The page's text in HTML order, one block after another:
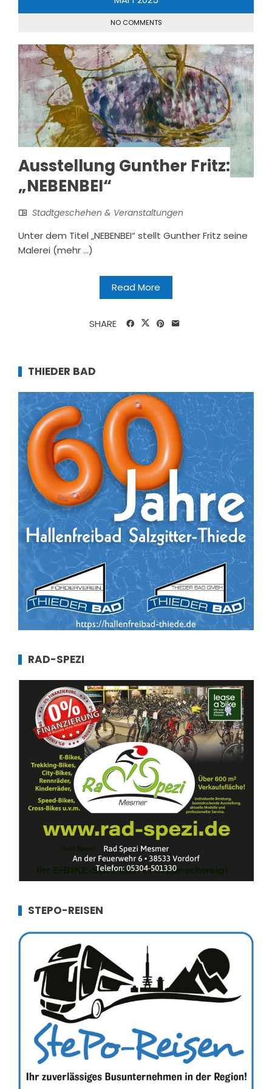
NO COMMENTS
Ausstellung Gunther Fritz:
„NEBENBEI“
Stadtgeschehen & Veranstaltungen
Unter dem Titel „NEBENBEI“ stellt Gunther Fritz seine
Malerei (mehr …)
Read More
SHARE
THIEDER BAD
RAD-SPEZI
STEPO-REISEN